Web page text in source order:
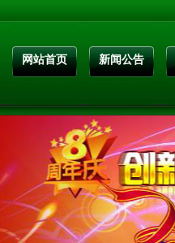
网站首页 新闻公告